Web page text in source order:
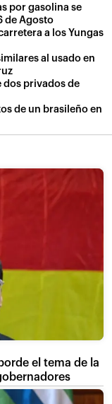
por gasolina se
de Agosto
a los Yungas
al usado en
dos privados de
de un brasileño en
el tema de la